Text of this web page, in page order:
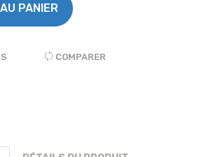
PANIER
COMPARER